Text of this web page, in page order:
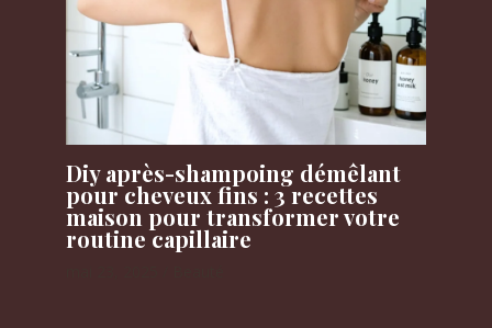
Diy après-shampoing démêlant
pour cheveux fins : 3 recettes
maison pour transformer votre
routine capillaire